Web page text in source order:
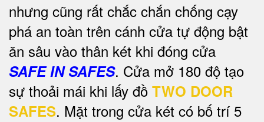
nhưng cũng rất chắc chắn chống cạy
phá an toàn trên cánh cửa tự động bật
ăn sâu vào thân két khi đóng cửa
SAFE IN SAFES. Cửa mở 180 độ tạo
sự thoải mái khi lấy đồ TWO DOOR
SAFES. Mặt trong cửa két có bố trí 5